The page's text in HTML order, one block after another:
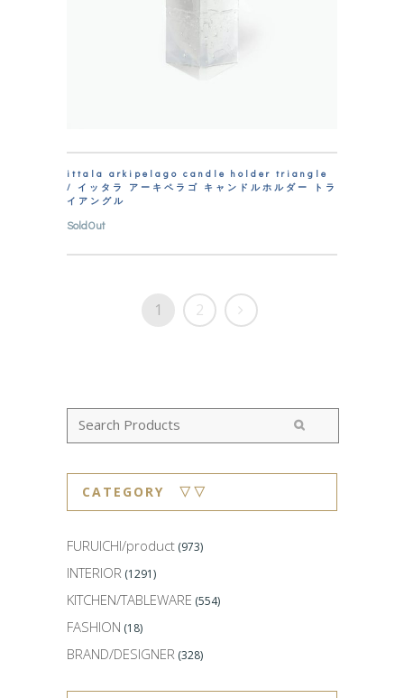
ittala arkipelago candle holder triangle
/ イッタラ アーキペラゴ キャンドルホルダー トラ
イアングル
SoldOut
1 2
CATEGORY ▽▽
FURUICHI/product (973)
INTERIOR (1291)
KITCHEN/TABLEWARE (554)
FASHION (18)
BRAND/DESIGNER (328)